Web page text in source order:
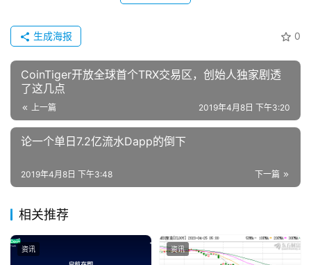
0
生成海报
CoinTiger开放全球首个TRX交易区，创始人独家剧透
了这几点
上一篇 2019年4月8日 下午3:20
论一个单日7.2亿流水Dapp的倒下
下一篇
2019年4月8日 下午3:48
相关推荐
资讯 资讯